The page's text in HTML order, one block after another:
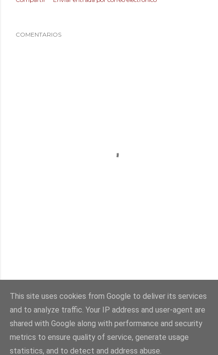
COMENTARIOS
Con la tecnología de Blogger
Imágenes del tema:sebastian-julian
This site uses cookies from Google to deliver its services
and to analyze traffic. Your IP address and user-agent are
shared with Google along with performance and security
metrics to ensure quality of service, generate usage
statistics, and to detect and address abuse.